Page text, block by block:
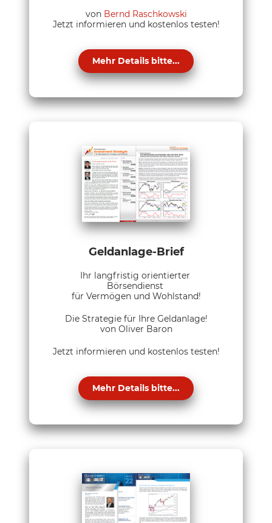
von Bernd Raschkowski
Jetzt informieren und kostenlos testen!
Mehr Details bitte...
Geldanlage-Brief
Ihr langfristig orientierter
Börsendienst
für Vermögen und Wohlstand!
Die Strategie für Ihre Geldanlage!
von Oliver Baron
Jetzt informieren und kostenlos testen!
Mehr Details bitte...